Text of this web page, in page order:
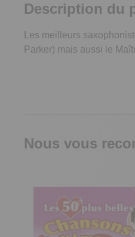
Description du
Les meilleurs
Parker) mais aussi le
Nous vous